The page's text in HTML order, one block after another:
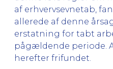
af erhvervsevnetab,
allerede af denne
erstatning for tabt
pågældende periode.
herefter frifundet.